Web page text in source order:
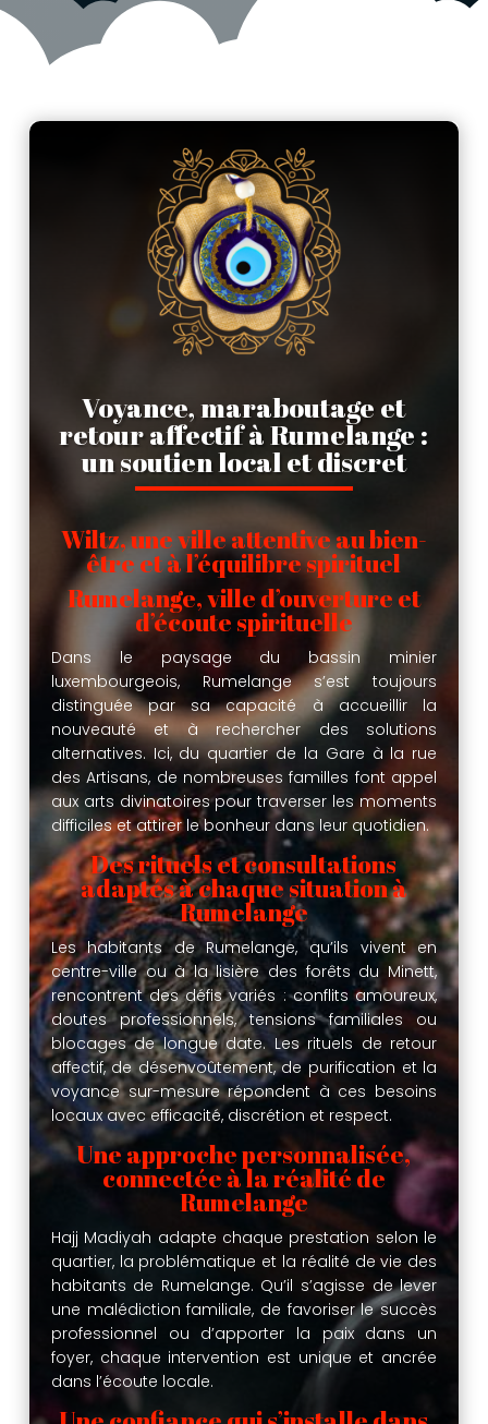
Voyance, maraboutage et
retour affectif à Rumelange :
un soutien local et discret
Wiltz, une ville attentive au bien-
être et à l’équilibre spirituel
Rumelange, ville d’ouverture et
d’écoute spirituelle
Dans le paysage du bassin minier
luxembourgeois, Rumelange s’est toujours
distinguée par sa capacité à accueillir la
nouveauté et à rechercher des solutions
alternatives. Ici, du quartier de la Gare à la rue
des Artisans, de nombreuses familles font appel
aux arts divinatoires pour traverser les moments
difficiles et attirer le bonheur dans leur quotidien.
Des rituels et consultations
adaptés à chaque situation à
Rumelange
Les habitants de Rumelange, qu’ils vivent en
centre-ville ou à la lisière des forêts du Minett,
rencontrent des défis variés : conflits amoureux,
doutes professionnels, tensions familiales ou
blocages de longue date. Les rituels de retour
affectif, de désenvoûtement, de purification et la
voyance sur-mesure répondent à ces besoins
locaux avec efficacité, discrétion et respect.
Une approche personnalisée,
connectée à la réalité de
Rumelange
Hajj Madiyah adapte chaque prestation selon le
quartier, la problématique et la réalité de vie des
habitants de Rumelange. Qu’il s’agisse de lever
une malédiction familiale, de favoriser le succès
professionnel ou d’apporter la paix dans un
foyer, chaque intervention est unique et ancrée
dans l’écoute locale.